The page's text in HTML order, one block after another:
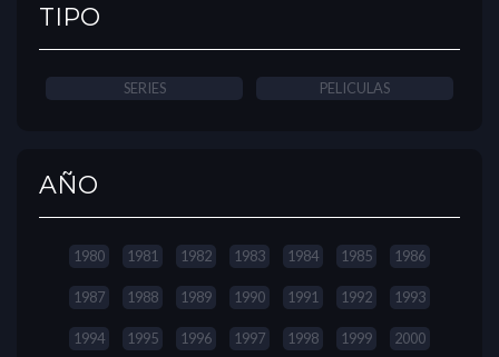
TIPO
SERIES PELICULAS
AÑO
1980 1981 1982 1983 1984 1985 1986
1987 1988 1989 1990 1991 1992 1993
1994 1995 1996 1997 1998 1999 2000